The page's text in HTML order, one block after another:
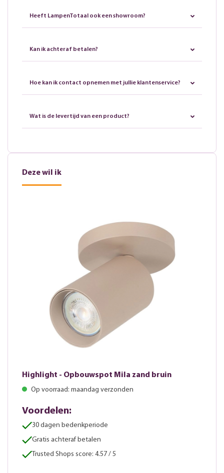
Heeft LampenTotaal ook een showroom?
Kan ik achteraf betalen?
Hoe kan ik contact opnemen met jullie klantenservice?
Wat is de levertijd van een product?
Deze wil ik
Highlight - Opbouwspot Mila zand bruin
Op voorraad: maandag verzonden
Voordelen:
30 dagen bedenkperiode
Gratis achteraf betalen
Trusted Shops score: 4.57 / 5